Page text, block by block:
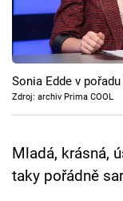
Pořady
TV Program
Přihlášení
Sonia Edde v
Zdroj: archiv Prima COOL
Mladá, krásná,
taky pořádně